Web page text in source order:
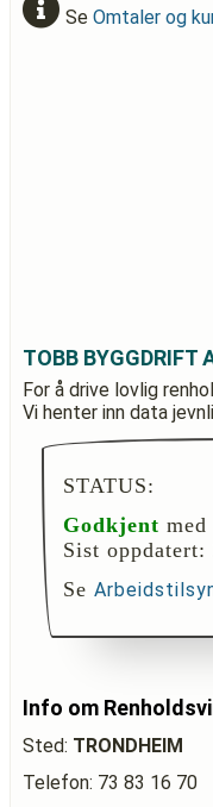
Se Omtaler og
TOBB BYGGDRIFT
For å drive lovlig
Vi henter inn data
STATUS:
Godkjent med
Sist oppdatert:
Se
Info om
Sted: TRONDHEIM
Telefon: 73 83 16 70